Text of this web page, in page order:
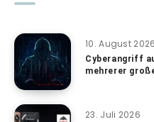
10. August 2026
Cyberangriff
mehrerer
23. Juli 2026